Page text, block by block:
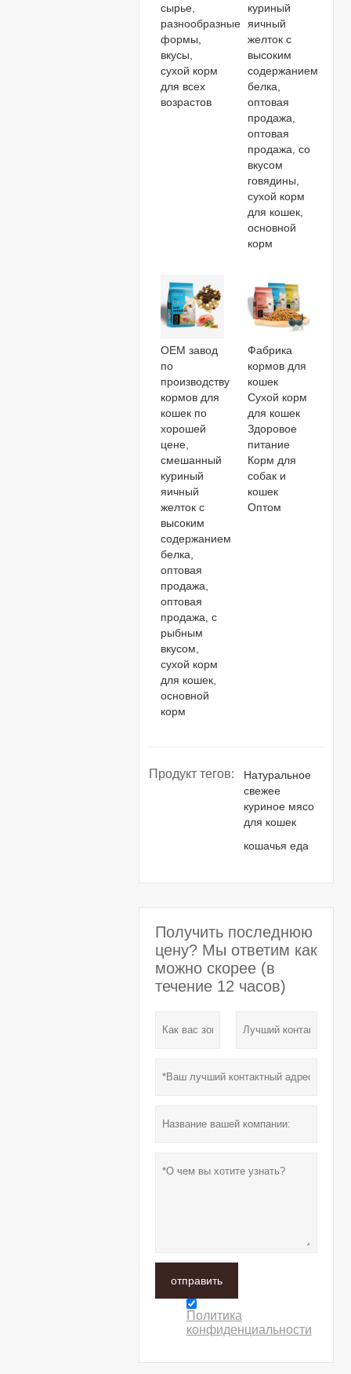
сырье,
разнообразные
формы,
вкусы,
сухой корм
для всех
возрастов
куриный
яичный
желток с
высоким
содержанием
белка,
оптовая
продажа,
оптовая
продажа, со
вкусом
говядины,
сухой корм
для кошек,
основной
корм
OEM завод
по
производству
кормов для
кошек по
хорошей
цене,
смешанный
куриный
яичный
желток с
высоким
содержанием
белка,
оптовая
продажа,
оптовая
продажа, с
рыбным
вкусом,
сухой корм
для кошек,
основной
корм
Фабрика
кормов для
кошек
Сухой корм
для кошек
Здоровое
питание
Корм ​​для
собак и
кошек
Оптом
Продукт тегов:
Натуральное
свежее
куриное мясо
для кошек
кошачья еда
Получить последнюю
цену? Мы ответим как
можно скорее (в
течение 12 часов)
отправить
Политика
конфиденциальности